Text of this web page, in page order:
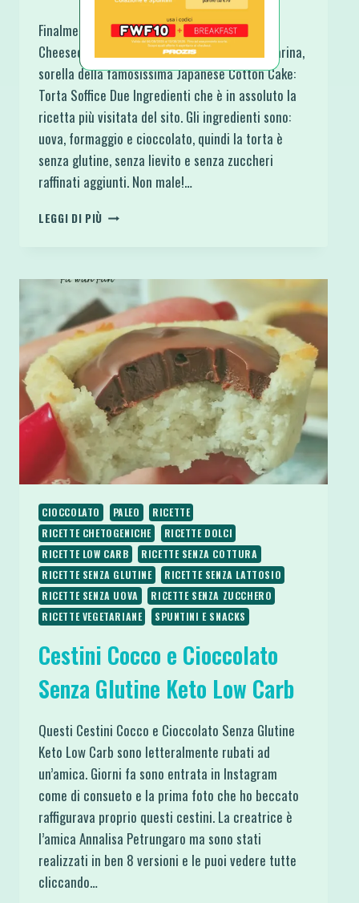
Finalmente son riuscita a realizzare la Cotton
Cheesecake 3 Ingredienti Torta Keto Senza Farina,
sorella della famosissima Japanese Cotton Cake:
Torta Soffice Due Ingredienti che è in assoluto la
ricetta più visitata del sito. Gli ingredienti sono:
uova, formaggio e cioccolato, quindi la torta è
senza glutine, senza lievito e senza zuccheri
raffinati aggiunti. Non male!…
LEGGI DI PIÙ COTTON
TORTA
KETO
SENZA
FARINA
CIOCCOLATO PALEO
RICETTE
RICETTE CHETOGENICHE
RICETTE DOLCI
RICETTE LOW CARB
RICETTE SENZA COTTURA
RICETTE SENZA GLUTINE
RICETTE SENZA LATTOSIO
RICETTE SENZA UOVA
RICETTE SENZA ZUCCHERO
RICETTE VEGETARIANE
SPUNTINI E SNACKS
Cestini Cocco e Cioccolato
Senza Glutine Keto Low Carb
Questi Cestini Cocco e Cioccolato Senza Glutine
Keto Low Carb sono letteralmente rubati ad
un’amica. Giorni fa sono entrata in Instagram
come di consueto e la prima foto che ho beccato
raffigurava proprio questi cestini. La creatrice è
l’amica Annalisa Petrungaro ma sono stati
realizzati in ben 8 versioni e le puoi vedere tutte
cliccando…